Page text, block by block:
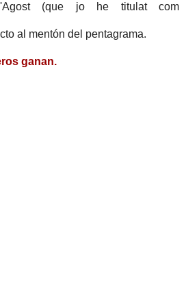
(que jo he titulat com
al mentón del pentagrama.
ganan.